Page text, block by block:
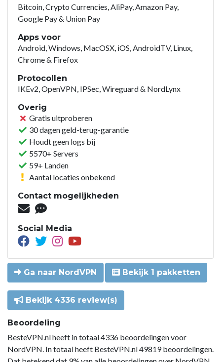
Bitcoin, Crypto Currencies, AliPay, Amazon Pay,
Google Pay & Union Pay
Apps voor
Android, Windows, MacOSX, iOS, AndroidTV, Linux,
Chrome & Firefox
Protocollen
IKEv2, OpenVPN, IPSec, Wireguard & NordLynx
Overig
Gratis uitproberen
30 dagen geld-terug-garantie
Houdt geen logs bij
5570+ Servers
59+ Landen
Aantal locaties onbekend
Contact mogelijkheden
Social Media
Ga naar NordVPN Bekijk 1 pakketten
Bekijk 4336 review(s)
Beoordeling
BesteVPN.nl heeft in totaal 4336 beoordelingen voor
NordVPN. In totaal heeft BesteVPN.nl 49819 beoordelingen.